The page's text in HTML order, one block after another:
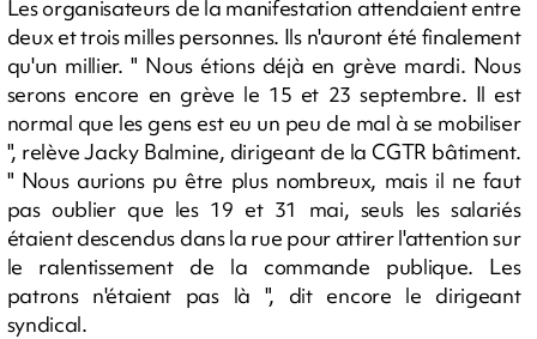
Les organisateurs de la manifestation attendaient entre
deux et trois milles personnes. Ils n'auront été finalement
qu'un millier. " Nous étions déjà en grève mardi. Nous
serons encore en grève le 15 et 23 septembre. Il est
normal que les gens est eu un peu de mal à se mobiliser
", relève Jacky Balmine, dirigeant de la CGTR bâtiment.
" Nous aurions pu être plus nombreux, mais il ne faut
pas oublier que les 19 et 31 mai, seuls les salariés
étaient descendus dans la rue pour attirer l'attention sur
le ralentissement de la commande publique. Les
patrons n'étaient pas là ", dit encore le dirigeant
syndical.